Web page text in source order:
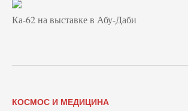
Ка-62 на выставке в Абу-Даби
КОСМОС И МЕДИЦИНА